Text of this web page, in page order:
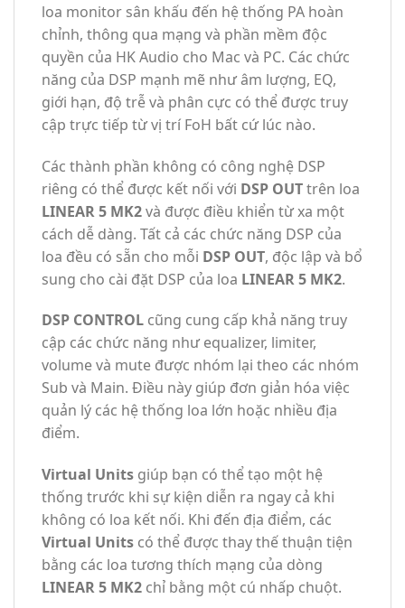
loa monitor sân khấu đến hệ thống PA hoàn
chỉnh, thông qua mạng và phần mềm độc
quyền của HK Audio cho Mac và PC. Các chức
năng của DSP mạnh mẽ như âm lượng, EQ,
giới hạn, độ trễ và phân cực có thể được truy
cập trực tiếp từ vị trí FoH bất cứ lúc nào.
Các thành phần không có công nghệ DSP
riêng có thể được kết nối với DSP OUTtrên loa
LINEAR 5 MK2và được điều khiển từ xa một
cách dễ dàng. Tất cả các chức năng DSP của
loa đều có sẵn cho mỗi DSP OUT, độc lập và bổ
sung cho cài đặt DSP của loa LINEAR 5 MK2.
DSP CONTROL cũng cung cấp khả năng truy
cập các chức năng như equalizer, limiter,
volume và mute được nhóm lại theo các nhóm
Sub và Main. Điều này giúp đơn giản hóa việc
quản lý các hệ thống loa lớn hoặc nhiều địa
điểm.
Virtual Units giúp bạn có thể tạo một hệ
thống trước khi sự kiện diễn ra ngay cả khi
không có loa kết nối. Khi đến địa điểm, các
Virtual Units có thể được thay thế thuận tiện
bằng các loa tương thích mạng của dòng
LINEAR 5 MK2 chỉ bằng một cú nhấp chuột.